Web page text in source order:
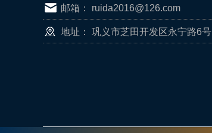
邮箱： ruida2016@126.com
地址： 巩义市芝田开发区永宁路6号